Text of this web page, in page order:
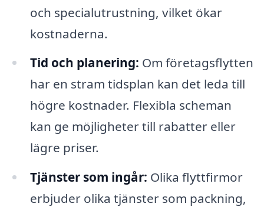
och specialutrustning, vilket ökar
kostnaderna.
Tid och planering: Om företagsflytten
har en stram tidsplan kan det leda till
högre kostnader. Flexibla scheman
kan ge möjligheter till rabatter eller
lägre priser.
Tjänster som ingår: Olika flyttfirmor
erbjuder olika tjänster som packning,